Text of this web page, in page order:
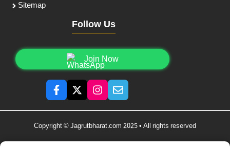
Sitemap
Follow Us
Join Now
Copyright © Jagrutbharat.com 2025 • All rights reserved